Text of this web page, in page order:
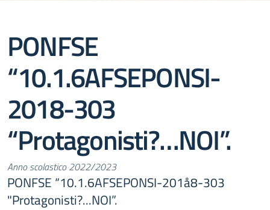
PONFSE
“10.1.6AFSEPONSI-
2018-303
“Protagonisti?…NOI”.
Anno scolastico 2022/2023
PONFSE “10.1.6AFSEPONSI-201å8-303
"Protagonisti?...NOI”.